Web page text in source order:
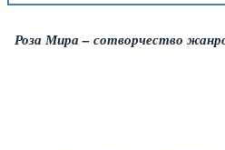
Роза Мира – сотворчество